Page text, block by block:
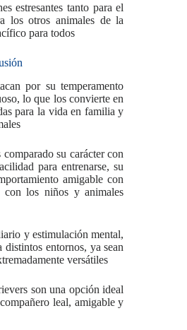
estresantes tanto para el
los otros animales de la
para todos
por su temperamento
lo que los convierte en
para la vida en familia y
su carácter con
para entrenarse, su
amigable con
los niños y animales
y estimulación mental,
distintos entornos, ya sean
versátiles
son una opción ideal
leal, amigable y